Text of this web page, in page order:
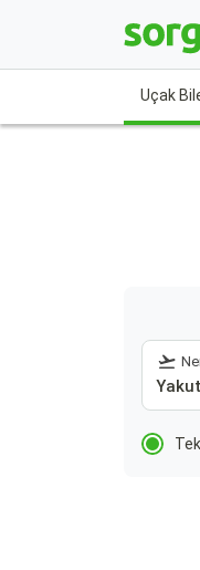
Uçak